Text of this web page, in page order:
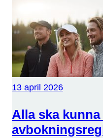
13 april 2026
Alla ska